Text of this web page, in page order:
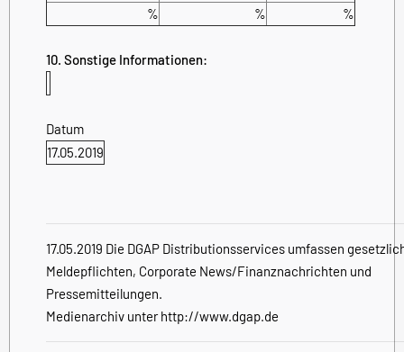
%
% %
10. Sonstige Informationen:
Datum
17.05.2019
17.05.2019 Die DGAP Distributionsservices umfassen
Meldepflichten, Corporate News/Finanznachrichten und
Pressemitteilungen.
Medienarchiv unter http://www.dgap.de